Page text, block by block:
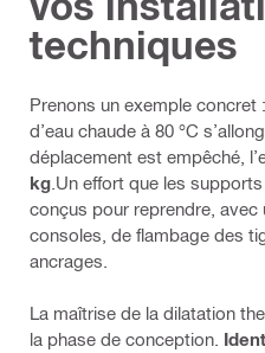
techniques
Prenons un exemple concret
d’eau chaude à 80 °C
déplacement est empêché,
kg .Un effort que les
conçus pour reprendre, avec
consoles, de flambage des
ancrages.
La maîtrise de la dilatation
la phase de conception.